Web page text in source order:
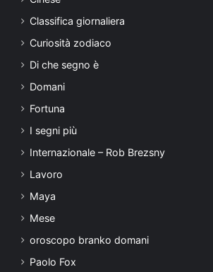
Classifica giornaliera
Curiosità zodiaco
Di che segno è
Domani
Fortuna
I segni più
Internazionale – Rob Brezsny
Lavoro
Maya
Mese
oroscopo branko domani
Paolo Fox